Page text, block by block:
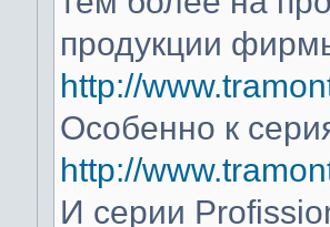
продукции
http://
Особенно к
http://
И серии